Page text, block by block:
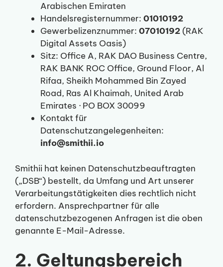
Arabischen Emiraten
Handelsregisternummer: 01010192
Gewerbelizenznummer: 07010192 (RAK
Digital Assets Oasis)
Sitz: Office A, RAK DAO Business Centre,
RAK BANK ROC Office, Ground Floor, Al
Rifaa, Sheikh Mohammed Bin Zayed
Road, Ras Al Khaimah, United Arab
Emirates · PO BOX 30099
Kontakt für
Datenschutzangelegenheiten:
info@smithii.io
Smithii hat keinen Datenschutzbeauftragten
(„DSB“) bestellt, da Umfang und Art unserer
Verarbeitungstätigkeiten dies rechtlich nicht
erfordern. Ansprechpartner für alle
datenschutzbezogenen Anfragen ist die oben
genannte E-Mail-Adresse.
2. Geltungsbereich